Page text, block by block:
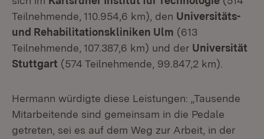
Teilnehmende, 110.954,6 km), den Universitäts-
und Rehabilitationskliniken Ulm (613
Teilnehmende, 107.387,6 km) und der Universität
Stuttgart (574 Teilnehmende, 99.847,2 km).
Hermann würdigte diese Leistungen: „Tausende
Mitarbeitende sind gemeinsam in die Pedale
getreten, sei es auf dem Weg zur Arbeit, in der